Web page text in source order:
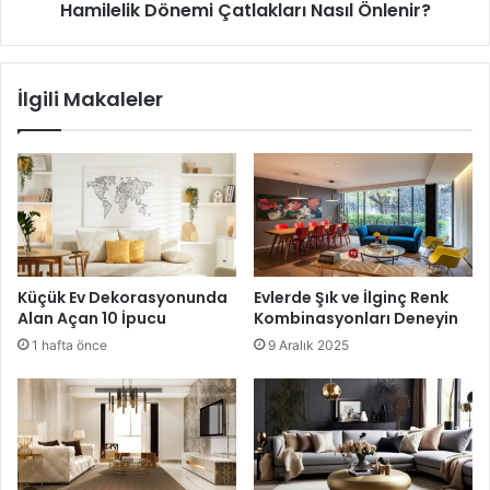
Halı Seçimi
Hamilelik Dönemi Çatlakları Nasıl Önlenir?
İlgili Makaleler
Küçük Ev Dekorasyonunda
Alan Açan 10 İpucu
1 hafta önce
Evlerde Şık ve İlginç Renk
Kombinasyonları Deneyin
9 Aralık 2025